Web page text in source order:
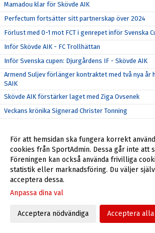
Mamadou klar för Skövde AIK
Perfectum fortsätter sitt partnerskap över 2024
Förlust med 0-1 mot FCT i genrepet inför Svenska
Inför Skövde AIK - FC Trollhättan
Inför Svenska cupen: Djurgårdens IF - Skövde AIK
Armend Suljev förlänger kontraktet med två nya år
SAIK
Skövde AIK förstärker laget med Ziga Ovsenek
Veckans krönika Signerad Christer Tonning
Bildsvep från Degerfors (b) 3 feb
Rapp Fastigheter fortsatt Guldpartner under 2024
Intresseanmälan SAIK Akademi 2025
Träningsmatch mot Degerfors på Stora Valla
Filip Schyberg vinner Guldbollan 2023
Välkomna till Skövde AIK!
För att hemsidan ska fungera korrekt
cookies från SportAdmin. Dessa går inte att
Föreningen kan också använda frivilliga
statistik eller marknadsföring. Du väljer
acceptera dessa.
Anpassa dina val
Acceptera nödvändiga Acceptera alla